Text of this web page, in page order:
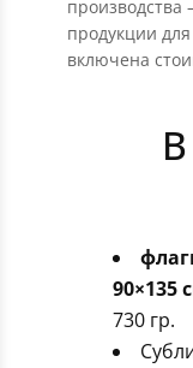
продукции
включена
90×135
730 гр.